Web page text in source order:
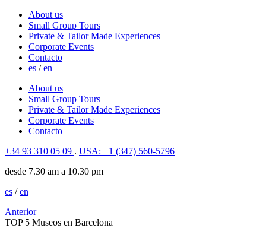
About us
Small Group Tours
Private & Tailor Made Experiences
Corporate Events
Contacto
es /en
About us
Small Group Tours
Private & Tailor Made Experiences
Corporate Events
Contacto
+34 93 310 05 09 . USA: +1 (347) 560-5796
desde 7.30 am a 10.30 pm
es /en
Anterior
TOP 5 Museos en Barcelona